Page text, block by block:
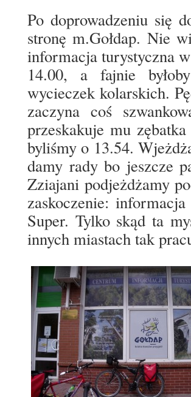
Po doprowadzeniu się
stronę m.Gołdap. Nie
informacja turystyczna
14.00, a fajnie
wycieczek kolarskich.
zaczyna coś
przeskakuje mu
byliśmy o 13.54.
damy rady bo jeszcze
Zziajani podjeżdżamy
zaskoczenie:
Super. Tylko skąd ta
innych miastach tak